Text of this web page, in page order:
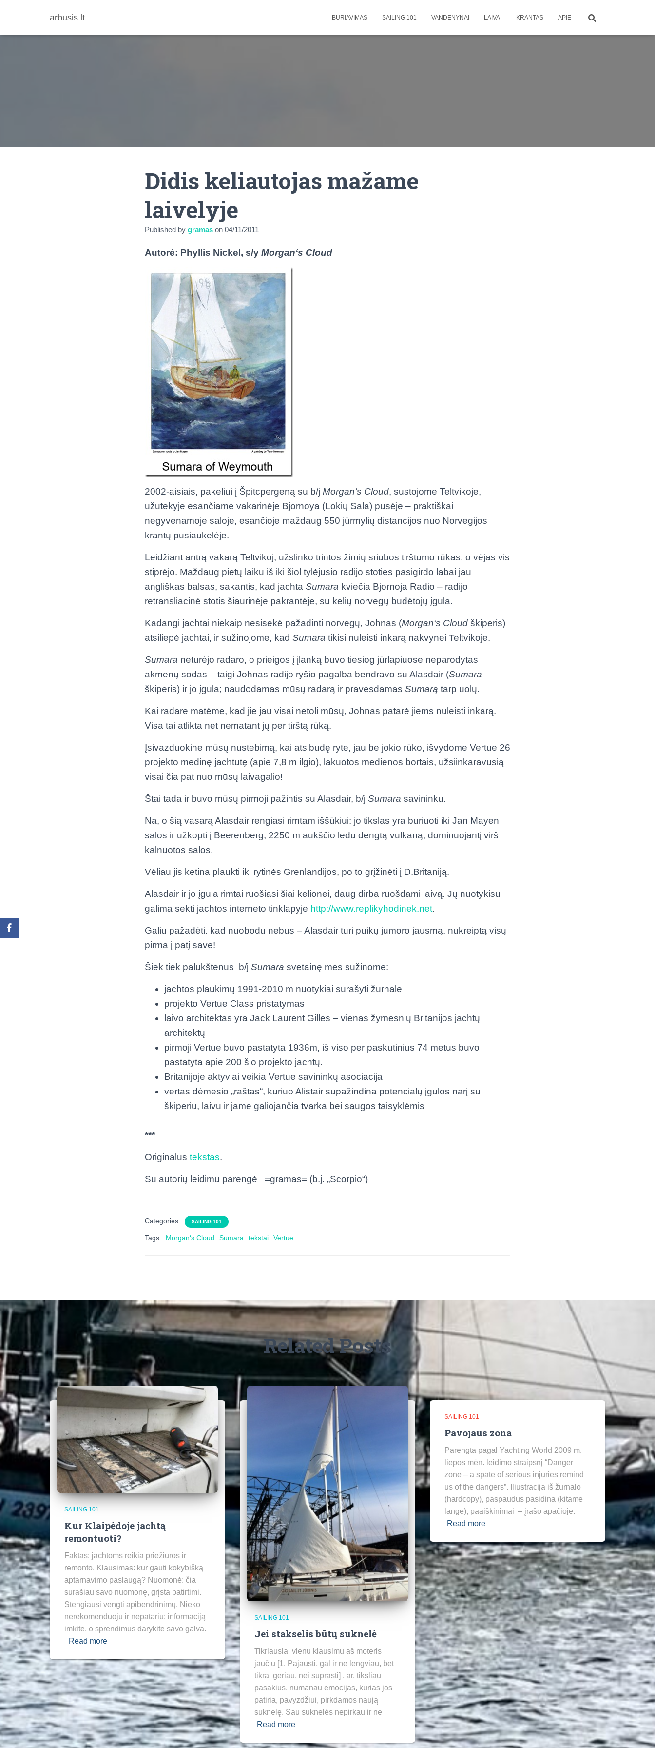
arbusis.lt BURIAVIMAS SAILING 101 VANDENYNAI LAIVAI KRANTAS APIE
Didis keliautojas mažame
laivelyje
Published by gramas on 04/11/2011
Autorė: Phyllis Nickel, s/y Morgan‘s Cloud
2002-aisiais, pakeliui į Špitcpergeną su b/j Morgan‘s Cloud, sustojome Teltvikoje,
užutekyje esančiame vakarinėje Bjornoya (Lokių Sala) pusėje – praktiškai
negyvenamoje saloje, esančioje maždaug 550 jūrmylių distancijos nuo Norvegijos
krantų pusiaukelėje.
Leidžiant antrą vakarą Teltvikoj, užslinko trintos žirnių sriubos tirštumo rūkas, o vėjas vis
stiprėjo. Maždaug pietų laiku iš iki šiol tylėjusio radijo stoties pasigirdo labai jau
angliškas balsas, sakantis, kad jachta Sumara kviečia Bjornoja Radio – radijo
retransliacinė stotis šiaurinėje pakrantėje, su kelių norvegų budėtojų įgula.
Kadangi jachtai niekaip nesisekė pažadinti norvegų, Johnas (Morgan‘s Cloud škiperis)
atsiliepė jachtai, ir sužinojome, kad Sumara tikisi nuleisti inkarą nakvynei Teltvikoje.
Sumara neturėjo radaro, o prieigos į įlanką buvo tiesiog jūrlapiuose neparodytas
akmenų sodas – taigi Johnas radijo ryšio pagalba bendravo su Alasdair (Sumara
škiperis) ir jo įgula; naudodamas mūsų radarą ir pravesdamas Sumarą tarp uolų.
Kai radare matėme, kad jie jau visai netoli mūsų, Johnas patarė jiems nuleisti inkarą.
Visa tai atlikta net nematant jų per tirštą rūką.
Įsivazduokine mūsų nustebimą, kai atsibudę ryte, jau be jokio rūko, išvydome Vertue 26
projekto medinę jachtutę (apie 7,8 m ilgio), lakuotos medienos bortais, užsiinkaravusią
visai čia pat nuo mūsų laivagalio!
Štai tada ir buvo mūsų pirmoji pažintis su Alasdair, b/j Sumara savininku.
Na, o šią vasarą Alasdair rengiasi rimtam iššūkiui: jo tikslas yra buriuoti iki Jan Mayen
salos ir užkopti į Beerenberg, 2250 m aukščio ledu dengtą vulkaną, dominuojantį virš
kalnuotos salos.
Vėliau jis ketina plaukti iki rytinės Grenlandijos, po to grįžinėti į D.Britaniją.
Alasdair ir jo įgula rimtai ruošiasi šiai kelionei, daug dirba ruošdami laivą. Jų nuotykisu
galima sekti jachtos interneto tinklapyje http://www.replikyhodinek.net.
Galiu pažadėti, kad nuobodu nebus – Alasdair turi puikų jumoro jausmą, nukreiptą visų
pirma į patį save!
Šiek tiek palukštenus b/j Sumara svetainę mes sužinome:
jachtos plaukimų 1991-2010 m nuotykiai surašyti žurnale
projekto Vertue Class pristatymas
laivo architektas yra Jack Laurent Gilles – vienas žymesnių Britanijos jachtų
architektų
pirmoji Vertue buvo pastatyta 1936m, iš viso per paskutinius 74 metus buvo
pastatyta apie 200 šio projekto jachtų.
Britanijoje aktyviai veikia Vertue savininkų asociacija
vertas dėmesio „raštas“, kuriuo Alistair supažindina potencialų įgulos narį su
škiperiu, laivu ir jame galiojančia tvarka bei saugos taisyklėmis
***
Originalus tekstas.
Su autorių leidimu parengė =gramas= (b.j. „Scorpio“)
Categories: SAILING 101
Tags: Morgan‘s Cloud Sumara tekstai Vertue
Related Posts
SAILING 101
Kur Klaipėdoje jachtą
remontuoti?
Faktas: jachtoms reikia priežiūros ir
remonto. Klausimas: kur gauti kokybišką
aptarnavimo paslaugą? Nuomonė: čia
surašiau savo nuomonę, grįsta patirtimi.
Stengiausi vengti apibendrinimų. Nieko
nerekomenduoju ir nepatariu: informaciją
imkite, o sprendimus darykite savo galva.
Read more
SAILING 101
Jei stakselis būtų suknelė
Tikriausiai vienu klausimu aš moteris
jaučiu [1. Pajausti, gal ir ne lengviau, bet
tikrai geriau, nei suprasti] , ar, tiksliau
pasakius, numanau emocijas, kurias jos
patiria, pavyzdžiui, pirkdamos naują
suknelę. Sau suknelės nepirkau ir ne
Read more
SAILING 101
Pavojaus zona
Parengta pagal Yachting World 2009 m.
liepos mėn. leidimo straipsnį “Danger
zone – a spate of serious injuries remind
us of the dangers”. Iliustracija iš žurnalo
(hardcopy), paspaudus pasidina (kitame
lange), paaiškinimai – įrašo apačioje.
Read more